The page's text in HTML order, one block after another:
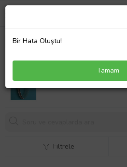
Duvar Saati Alk1591
Filtrele
Bir Hata Oluştu!
Tamam